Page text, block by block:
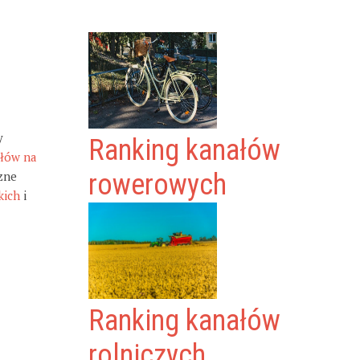
na
i
Ranking kanałów
rowerowych
Ranking kanałów